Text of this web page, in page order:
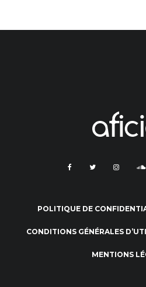
POLITIQUE DE
CONDITIONS GÉNÉRALES
MENTIONS